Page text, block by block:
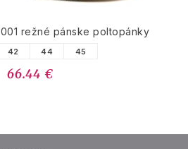
režné pánske poltopánky
42 44 45
66.44 €